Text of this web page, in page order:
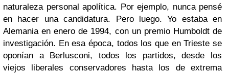
naturaleza personal apolítica. Por ejemplo, nunca pensé
en hacer una candidatura. Pero luego. Yo estaba en
Alemania en enero de 1994, con un premio Humboldt de
investigación. En esa época, todos los que en Trieste se
oponían a Berlusconi, todos los partidos, desde los
viejos liberales conservadores hasta los de extrema